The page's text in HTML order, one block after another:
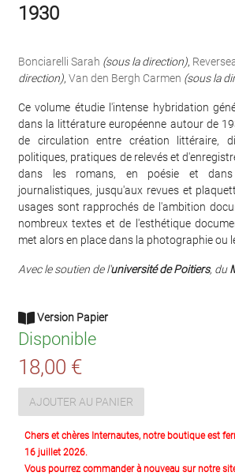
1930
Bonciarelli Sarah (sous la direction),
direction), Van den Bergh Carmen (sous la
Ce volume étudie l'intense hybridation
dans la littérature européenne autour de
de circulation entre création littéraire,
politiques, pratiques de relevés et
dans les romans, en poésie et dans
journalistiques, jusqu'aux revues et
usages sont rapprochés de l'ambition
nombreux textes et de l'esthétique
met alors en place dans la photographie ou
Avec le soutien de l'université de Poitiers, du
Version Papier
Disponible
18,00 €
AJOUTER AU PANIER
Chers et chères Internautes, notre boutique est
16 juillet 2026.
Vous pourrez commander à nouveau sur notre